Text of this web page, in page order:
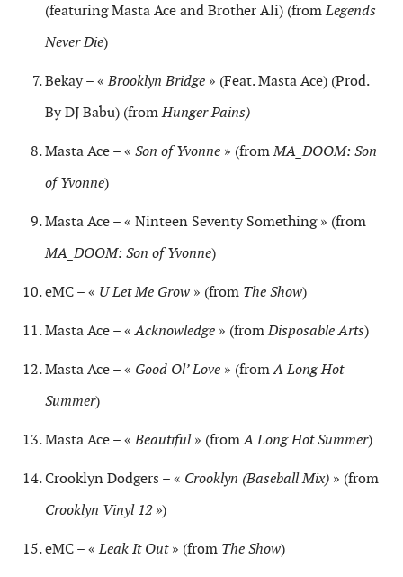
(featuring Masta Ace and Brother Ali) (fromLegends
Never Die)
Bekay – «Brooklyn Bridge » (Feat. Masta Ace) (Prod.
By DJ Babu) (fromHunger Pains)
Masta Ace – « Son of Yvonne » (fromMA_DOOM: Son
of Yvonne)
Masta Ace – « Ninteen Seventy Something » (from
MA_DOOM: Son of Yvonne)
eMC – « U Let Me Grow » (from The Show)
Masta Ace – «Acknowledge » (fromDisposable Arts)
Masta Ace – « Good Ol’ Love » (fromA Long Hot
Summer)
Masta Ace – «Beautiful» (fromA Long Hot Summer)
Crooklyn Dodgers – « Crooklyn (Baseball Mix) » (from
Crooklyn Vinyl 12 »)
eMC – «Leak It Out» (from The Show)